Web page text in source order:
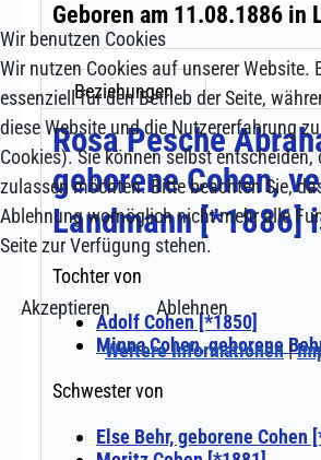
Wir benutzen Cookies
Wir nutzen Cookies auf unserer Website.
essenziell für den Betrieb der Seite,
diese Website und die Nutzererfahrung
Cookies). Sie können selbst entscheiden,
zulassen möchten. Bitte beachten Sie,
Ablehnung womöglich nicht mehr alle
Seite zur Verfügung stehen.
Akzeptieren
Ablehnen
Weitere Informationen|